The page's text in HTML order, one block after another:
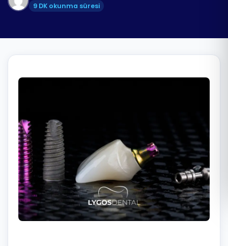
Español
Română
Русский
9 DK okunma süresi